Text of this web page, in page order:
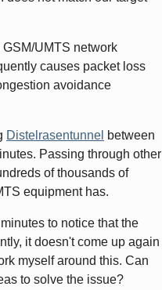
GSM/UMTS network
causes packet loss
avoidance
Distelrasentunnel between
Passing through other
of thousands of
equipment has.
to notice that the
it doesn't come up again
myself around this. Can
to solve the issue?